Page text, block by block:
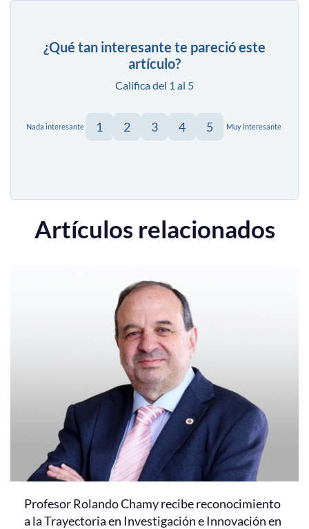
¿Qué tan interesante te pareció este
artículo?
Califica del 1 al 5
Nada interesante 1 2 3 4 5 Muy interesante
Artículos relacionados
Profesor Rolando Chamy recibe reconocimiento
a la Trayectoria en Investigación e Innovación en